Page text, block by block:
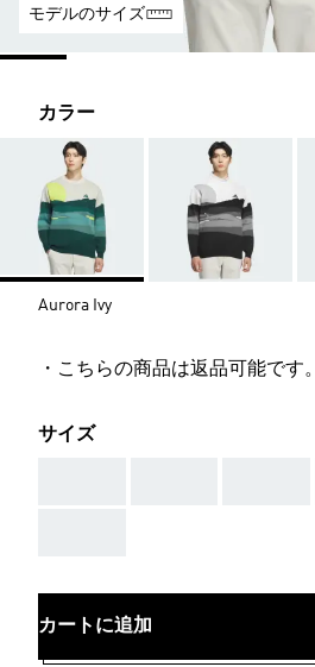
モデルのサイズ
カラー
Aurora Ivy
・こちらの商品は返品可能です。
サイズ
カートに追加